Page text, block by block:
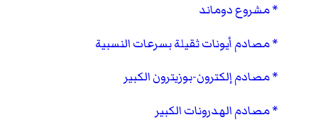
مشروع دوماند
مصادم أيونات ثقيلة بسرعات النسبية
مصادم إلكترون-بوزيترون الكبير
مصادم الهدرونات الكبير